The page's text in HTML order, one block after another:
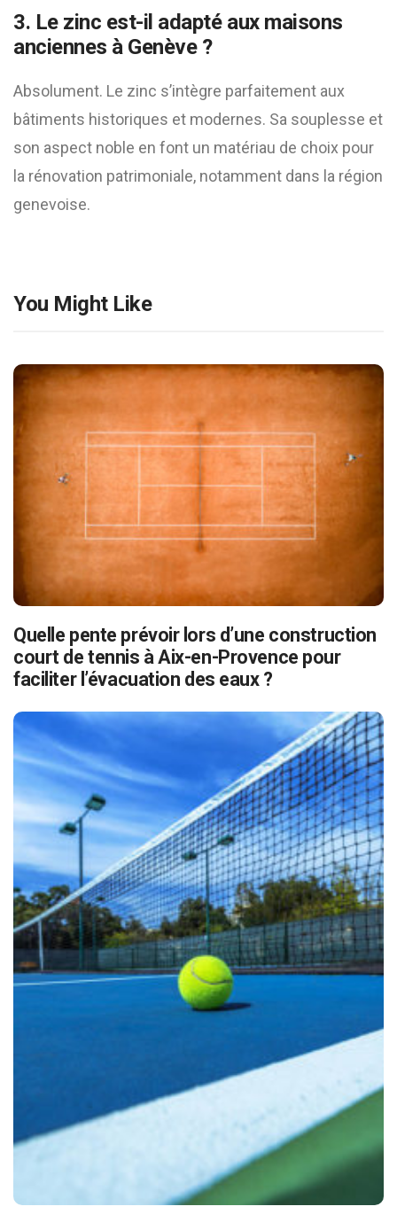
3. Le zinc est-il adapté aux maisons
anciennes à Genève ?
Absolument. Le zinc s’intègre parfaitement aux
bâtiments historiques et modernes. Sa souplesse et
son aspect noble en font un matériau de choix pour
la rénovation patrimoniale, notamment dans la région
genevoise.
You Might Like
Quelle pente prévoir lors d’une construction
court de tennis à Aix-en-Provence pour
faciliter l’évacuation des eaux ?